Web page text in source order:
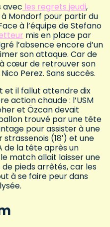
avec les regrets jeudi,
Mondorf pour partir du
à l’équipe de Stefano
mis en place par
l’absence encore d’un
son attaque. Car de
cœur de retrouver son
Perez. Sans succès.
et il fallut attendre dix
action chaude : l’USM
et Özcan devait
trouvé par une tête
pour assister à une
(18′) et une
de la tête après un
match allait laisser une
pieds arrêtés, car les
à se faire peur dans